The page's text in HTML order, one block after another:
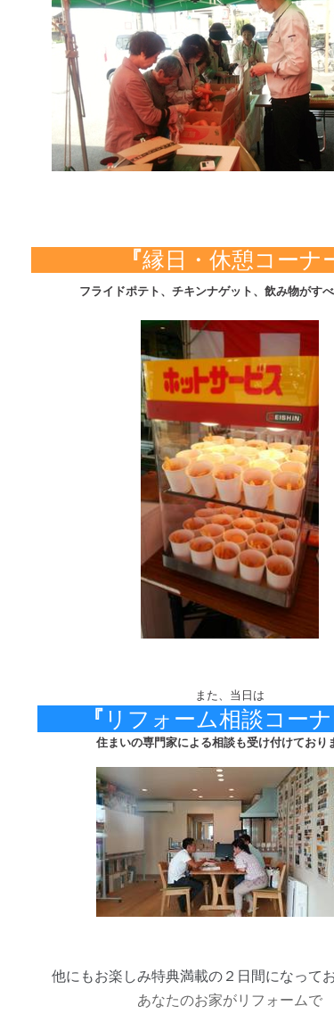
『縁日・休憩コーナー
フライドポテト、チキンナゲット、飲み物がすべ
また、当日は
『 リフォーム相談コ
住まいの専門家による相談も受け付けており
他にもお楽しみ特典満載の２日間になって
あなたのお家がリフォームで